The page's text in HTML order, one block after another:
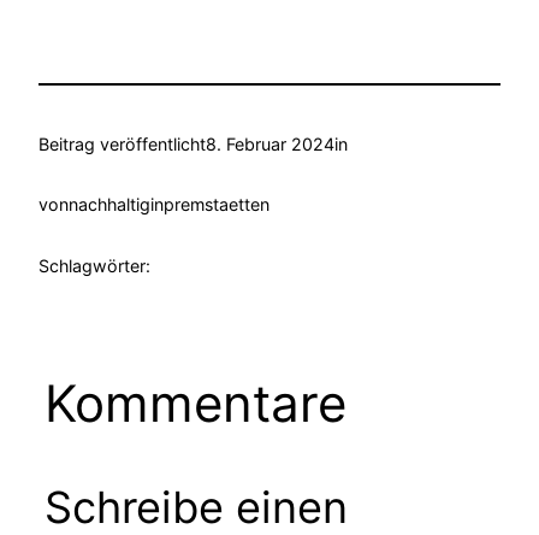
Beitrag veröffentlicht8. Februar 2024in
vonnachhaltiginpremstaetten
Schlagwörter:
Kommentare
Schreibe einen